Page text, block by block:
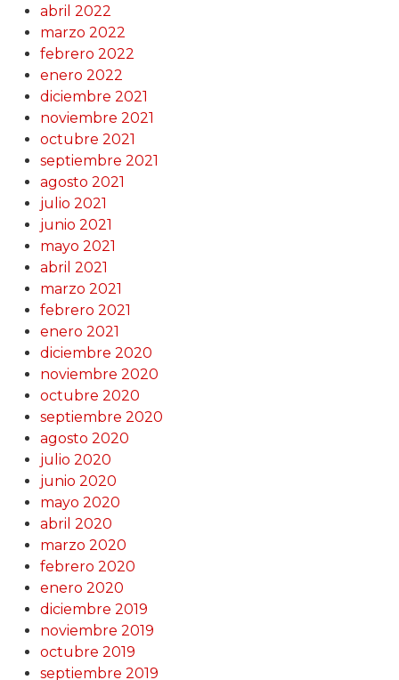
abril 2022
marzo 2022
febrero 2022
enero 2022
diciembre 2021
noviembre 2021
octubre 2021
septiembre 2021
agosto 2021
julio 2021
junio 2021
mayo 2021
abril 2021
marzo 2021
febrero 2021
enero 2021
diciembre 2020
noviembre 2020
octubre 2020
septiembre 2020
agosto 2020
julio 2020
junio 2020
mayo 2020
abril 2020
marzo 2020
febrero 2020
enero 2020
diciembre 2019
noviembre 2019
octubre 2019
septiembre 2019